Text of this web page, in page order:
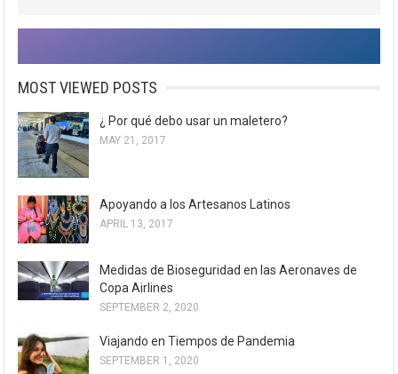
MOST VIEWED POSTS
¿ Por qué debo usar un maletero?
MAY 21, 2017
Apoyando a los Artesanos Latinos
APRIL 13, 2017
Medidas de Bioseguridad en las Aeronaves de
Copa Airlines
SEPTEMBER 2, 2020
Viajando en Tiempos de Pandemia
SEPTEMBER 1, 2020